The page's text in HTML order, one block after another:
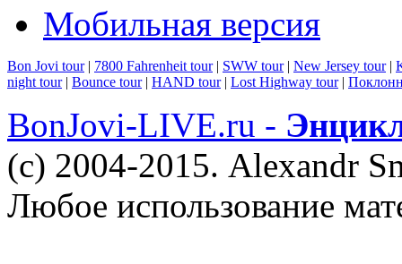
Мобильная версия
Bon Jovi tour| 7800 Fahrenheit tour| SWW tour| New Jersey tour|
night tour| Bounce tour| HAND tour| Lost Highway tour|
BonJovi-LIVE.ru -
(c) 2004-2015. Alexandr
Любое использование